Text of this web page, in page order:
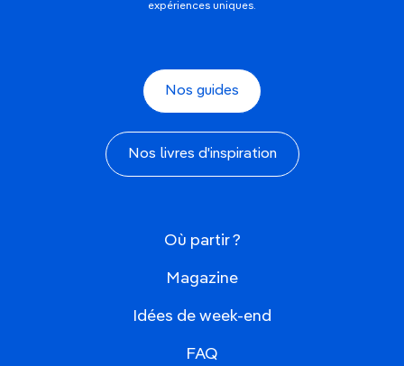
expériences uniques.
Nos guides
Nos livres d'inspiration
Où partir ?
Magazine
Idées de week-end
FAQ